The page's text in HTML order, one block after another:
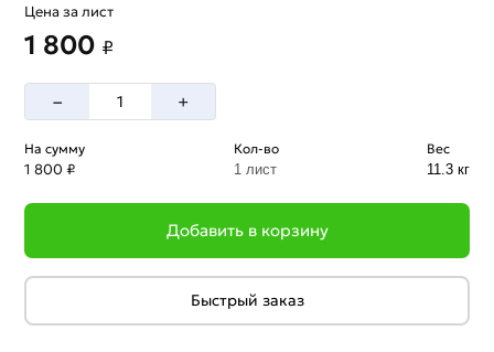
Цена за лист
1 800 ₽
– +
На сумму
1 800 ₽
Кол-во
1 лист
Вес
11.3 кг
Добавить в корзину
Быстрый заказ